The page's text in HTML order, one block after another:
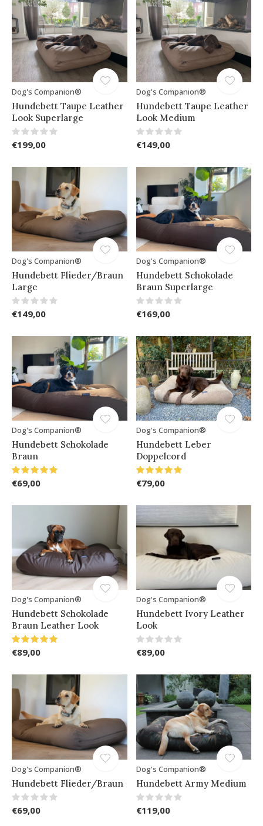
Dog's Companion®
Hundebett Taupe Leather
Look Superlarge
€199,00
Dog's Companion®
Hundebett Taupe Leather
Look Medium
€149,00
Dog's Companion®
Hundebett Flieder/Braun
Large
€149,00
Dog's Companion®
Hundebett Schokolade
Braun Superlarge
€169,00
Dog's Companion®
Hundebett Schokolade
Braun
€69,00
Dog's Companion®
Hundebett Leber
Doppelcord
€79,00
Dog's Companion®
Hundebett Schokolade
Braun Leather Look
€89,00
Dog's Companion®
Hundebett Ivory Leather
Look
€89,00
Dog's Companion®
Hundebett Flieder/Braun
€69,00
Dog's Companion®
Hundebett Army Medium
€119,00